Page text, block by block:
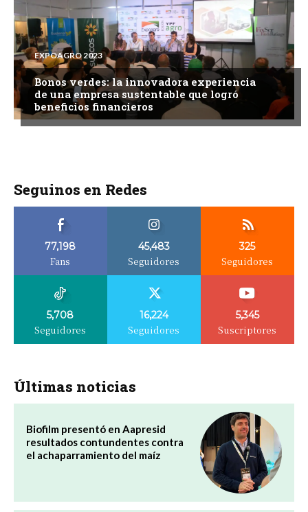
EXPOAGRO 2023
Bonos verdes: la innovadora experiencia
de una empresa sustentable que logró
beneficios financieros
Seguinos en Redes
77,198
Fans
45,483
Seguidores
325
Seguidores
5,708
Seguidores
16,224
Seguidores
5,345
Suscriptores
Últimas noticias
Biofilm presentó en Aapresid
resultados contundentes contra
el achaparramiento del maíz